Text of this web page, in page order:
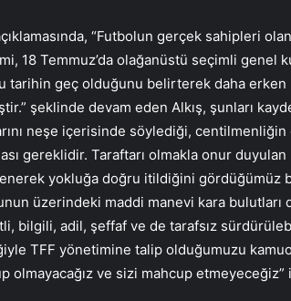
“Futbolun gerçek sahipleri
18 Temmuz’da olağanüstü seçimli genel
tarihin geç olduğunu belirterek daha erken
şeklinde devam eden Alkış, şunları
neşe içerisinde söylediği,
gereklidir. Taraftarı olmakla onur
yokluğa doğru itildiğini gördüğümüz
üzerindeki maddi manevi kara bulutları
bilgili, adil, şeffaf ve de tarafsız
TFF yönetimine talip olduğumuzu
olmayacağız ve sizi mahcup etmeyeceğiz”